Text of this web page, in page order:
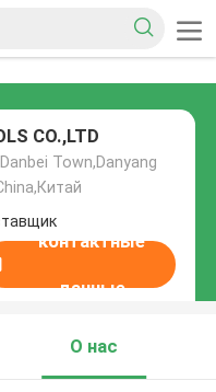
CO.,LTD
Town,Danyang
контактные
данные
О нас